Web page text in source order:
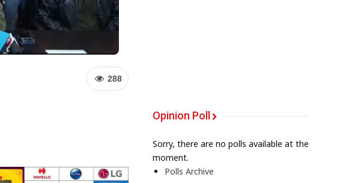
288
Opinion Poll
Sorry, there are no polls available at the
moment.
Polls Archive